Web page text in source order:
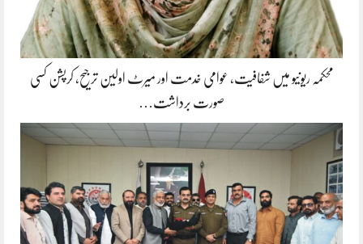
محکمہ ریونیو میں شفافیت، عوامی خدمت اور میرٹ اولین ترجیح، کرپشن کسی
صورت برداشت…